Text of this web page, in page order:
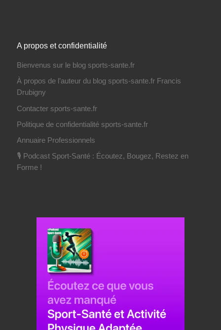
A propos et confidentialité
Bienvenus sur le blog sports-sante.fr
À propos de l’auteur du blog sports-sante.fr Francis
Drubigny
Contacter sports-sante.fr
Politique de confidentialité sports-sante.fr
Annuaire Professionnels
🎙️ Podcast Sport-Santé : Écoutez, Bougez, Restez en
Forme !